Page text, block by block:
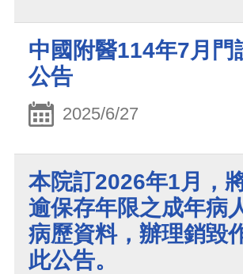
中國附醫114年7月門
公告
2025/6/27
本院訂2026年1月，
逾保存年限之成年病
病歷資料，辦理銷毀
此公告。